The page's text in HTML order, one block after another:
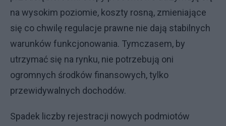
na wysokim poziomie, koszty rosną, zmieniające
się co chwilę regulacje prawne nie dają stabilnych
warunków funkcjonowania. Tymczasem, by
utrzymać się na rynku, nie potrzebują oni
ogromnych środków finansowych, tylko
przewidywalnych dochodów.
Spadek liczby rejestracji nowych podmiotów